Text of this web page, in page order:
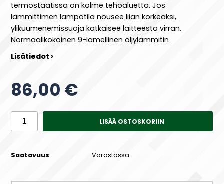
termostaatissa on kolme tehoaluetta. Jos
lämmittimen lämpötila nousee liian korkeaksi,
ylikuumenemissuoja katkaisee laitteesta virran.
Normaalikokoinen 9-lamellinen öljylämmitin
Lisätiedot ›
86,00 €
LISÄÄ OSTOSKORIIN
Saatavuus Varastossa